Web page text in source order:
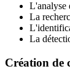
L'analyse
La
La
Création de